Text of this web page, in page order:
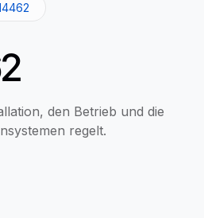
den Betrieb und die
regelt.